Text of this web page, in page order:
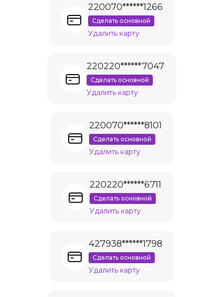
220070******1266
Сделать основной
Удалить карту
220220******7047
Сделать основной
Удалить карту
220070******8101
Сделать основной
Удалить карту
220220******6711
Сделать основной
Удалить карту
427938******1798
Сделать основной
Удалить карту